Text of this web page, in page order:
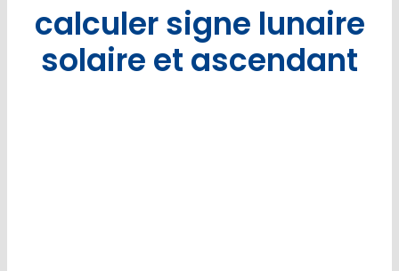
calculer signe lunaire
solaire et ascendant